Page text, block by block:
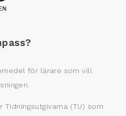
för lärare som vill
(TU) som